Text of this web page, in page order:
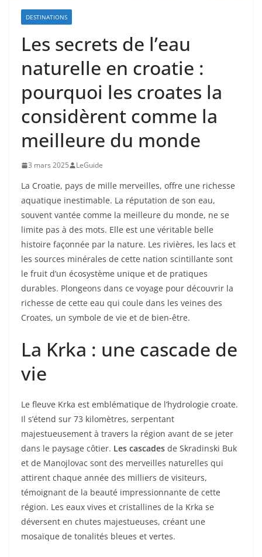
DESTINATIONS
Les secrets de l’eau
naturelle en croatie :
pourquoi les croates la
considèrent comme la
meilleure du monde
3 mars 2025 LeGuide
La Croatie, pays de mille merveilles, offre une richesse
aquatique inestimable. La réputation de son eau,
souvent vantée comme la meilleure du monde, ne se
limite pas à des mots. Elle est une véritable belle
histoire façonnée par la nature. Les rivières, les lacs et
les sources minérales de cette nation scintillante sont
le fruit d’un écosystème unique et de pratiques
durables. Plongeons dans ce voyage pour découvrir la
richesse de cette eau qui coule dans les veines des
Croates, un symbole de vie et de bien-être.
La Krka : une cascade de
vie
Le fleuve Krka est emblématique de l’hydrologie croate.
Il s’étend sur 73 kilomètres, serpentant
majestueusement à travers la région avant de se jeter
dans le paysage côtier. Les cascades de Skradinski Buk
et de Manojlovac sont des merveilles naturelles qui
attirent chaque année des milliers de visiteurs,
témoignant de la beauté impressionnante de cette
région. Les eaux vives et cristallines de la Krka se
déversent en chutes majestueuses, créant une
mosaïque de tonalités bleues et vertes.